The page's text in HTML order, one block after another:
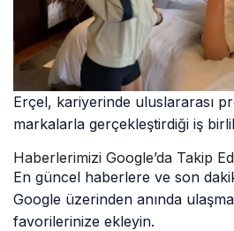
Erçel, kariyerinde uluslararası
markalarla gerçekleştirdiği iş
Haberlerimizi Google’da Takip
En güncel haberlere ve son
Google üzerinden anında
favorilerinize ekleyin.